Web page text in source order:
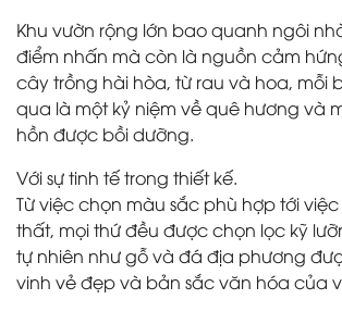
Khu vườn rộng lớn bao quanh ngôi
điểm nhấn mà còn là nguồn cảm
cây trồng hài hòa, từ rau và hoa, mỗi
qua là một kỷ niệm về quê hương và
hồn được bồi dưỡng.
Với sự tinh tế trong thiết kế.
Từ việc chọn màu sắc phù hợp tới
thất, mọi thứ đều được chọn lọc kỹ
tự nhiên như gỗ và đá địa phương
vinh vẻ đẹp và bản sắc văn hóa của